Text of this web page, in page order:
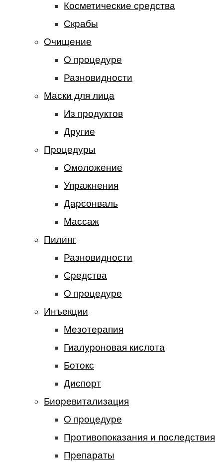
Косметические средства
Скрабы
Очищение
О процедуре
Разновидности
Маски для лица
Из продуктов
Другие
Процедуры
Омоложение
Упражнения
Дарсонваль
Массаж
Пилинг
Разновидности
Средства
О процедуре
Инъекции
Мезотерапия
Гиалуроновая кислота
Ботокс
Диспорт
Биоревитализация
О процедуре
Противопоказания и последствия
Препараты